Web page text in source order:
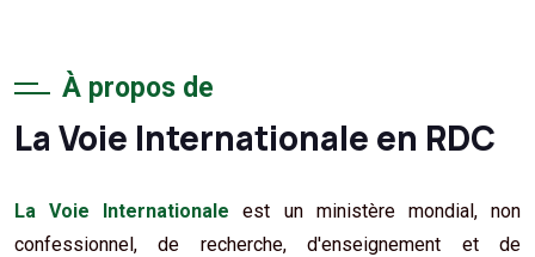
À propos de
La Voie Internationale en RDC
La Voie Internationale est un ministère mondial, non
confessionnel, de recherche, d'enseignement et de